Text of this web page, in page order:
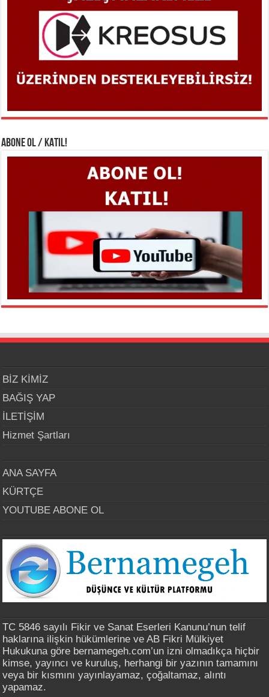
ABONE OL / KATIL!
BİZ KİMİZ
BAĞIŞ YAP
İLETİŞİM
Hizmet Şartları
ANA SAYFA
KÜRTÇE
YOUTUBE ABONE OL
TC 5846 sayılı Fikir ve Sanat Eserleri Kanunu’nun telif
haklarına ilişkin hükümlerine ve AB Fikri Mülkiyet
Hukukuna göre bernamegeh.com’un izni olmadıkça hiçbir
kimse, yayıncı ve kuruluş, herhangi bir yazının tamamını
veya bir kısmını yayınlayamaz, çoğaltamaz, alıntı
yapamaz.